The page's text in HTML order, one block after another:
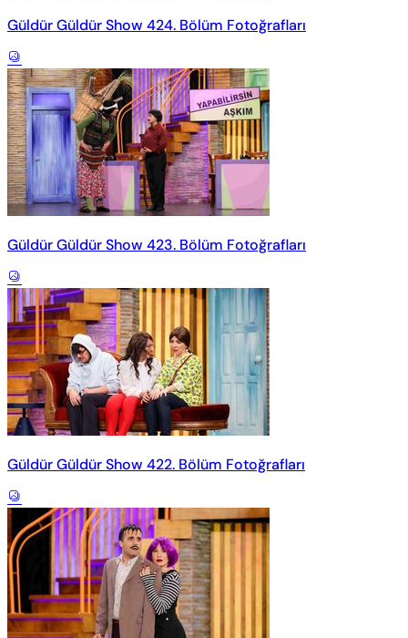
Güldür Güldür Show 424. Bölüm Fotoğrafları
Güldür Güldür Show 423. Bölüm Fotoğrafları
Güldür Güldür Show 422. Bölüm Fotoğrafları